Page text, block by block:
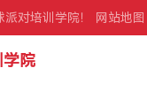
对培训学院！ 网站地图
学院